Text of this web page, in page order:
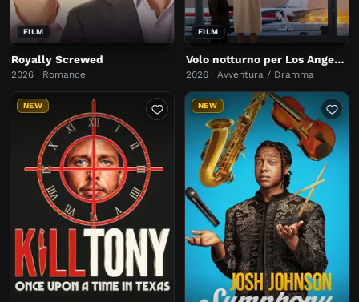
FILM
Royally Screwed
2026 · Romance
FILM
Volo notturno per Los Angeles
2026 · Avventura / Dramma
NEW NEW